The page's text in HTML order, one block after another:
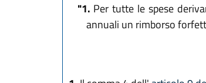
"1. Per tutte le spese
annuali un rimborso